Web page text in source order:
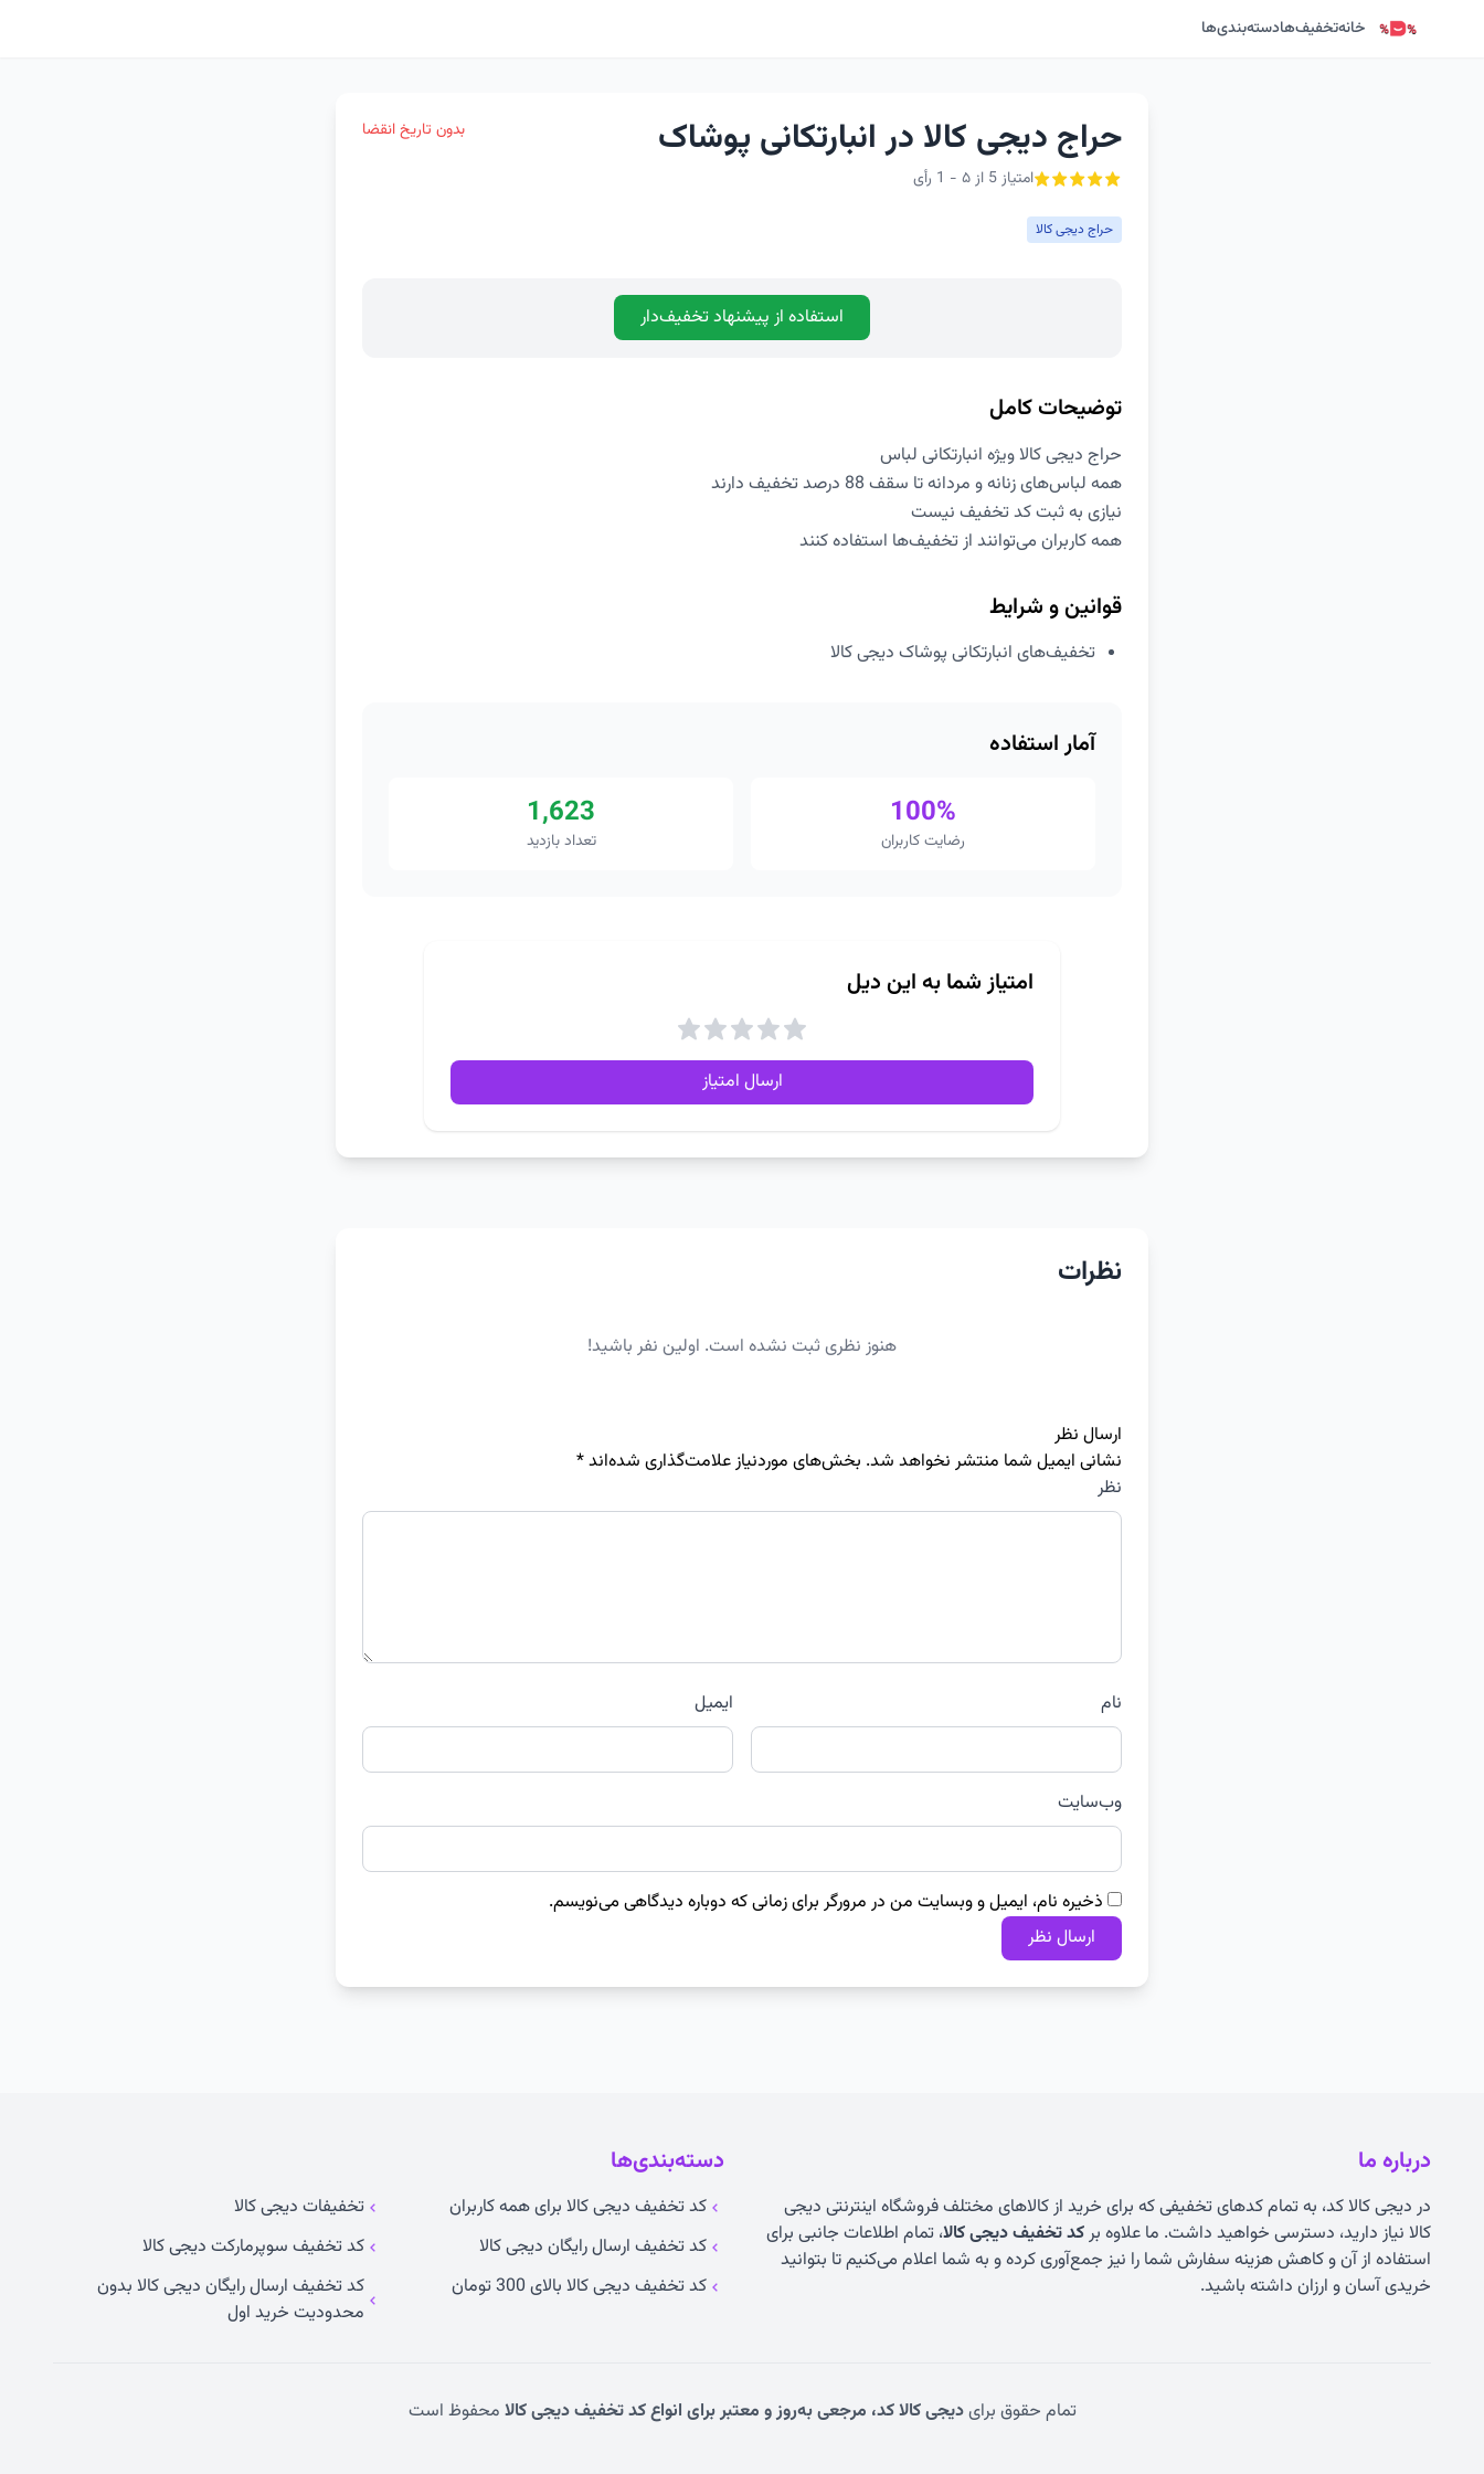
خانهتخفیف‌هادسته‌بندی‌ها
حراج دیجی کالا در انبارتکانی پوشاک
امتیاز 5 از ۵ - 1 رأی
بدون تاریخ انقضا
حراج دیجی کالا
استفاده از پیشنهاد تخفیف‌دار
توضیحات کامل
حراج دیجی کالا ویژه انبارتکانی لباس
همه لباس‌های زنانه و مردانه تا سقف 88 درصد تخفیف دارند
نیازی به ثبت کد تخفیف نیست
همه کاربران می‌توانند از تخفیف‌ها استفاده کنند
قوانین و شرایط
تخفیف‌های انبارتکانی پوشاک دیجی کالا
آمار استفاده
100%
رضایت کاربران
1,623
تعداد بازدید
امتیاز شما به این دیل
ارسال امتیاز
نظرات
هنوز نظری ثبت نشده است. اولین نفر باشید!
ارسال نظر
نشانی ایمیل شما منتشر نخواهد شد. بخش‌های موردنیاز علامت‌گذاری شده‌اند*
نظر
نام ایمیل
وب‌سایت
ذخیره نام، ایمیل و وبسایت من در مرورگر برای زمانی که دوباره دیدگاهی می‌نویسم.
درباره ما
در دیجی کالا کد، به تمام کدهای تخفیفی که برای خرید از کالاهای مختلف فروشگاه اینترنتی دیجی
کالا نیاز دارید، دسترسی خواهید داشت. ما علاوه برکد تخفیف دیجی کالا، تمام اطلاعات جانبی برای
استفاده از آن و کاهش هزینه سفارش شما را نیز جمع‌آوری کرده و به شما اعلام می‌کنیم تا بتوانید
خریدی آسان و ارزان داشته باشید.
دسته‌بندی‌ها
کد تخفیف دیجی کالا برای همه کاربران
تخفیفات دیجی کالا
کد تخفیف ارسال رایگان دیجی کالا
کد تخفیف سوپرمارکت دیجی کالا
کد تخفیف دیجی کالا بالای 300 تومان
کد تخفیف ارسال رایگان دیجی کالا بدون
محدودیت خرید اول
تمام حقوق برایدیجی کالا کد، مرجعی به‌روز و معتبر برای انواع کد تخفیف دیجی کالا محفوظ است